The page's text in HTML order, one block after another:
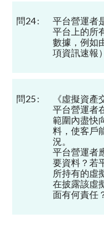
問24 :
平台營運者
平台上的所
數據，例如
項資訊速報
問25 :
《虛擬資
平台營運者
範圍內盡快
料，使客戶
況。
平台營運者
要資料？若
所持有的虛
在披露該虛
面有何責任